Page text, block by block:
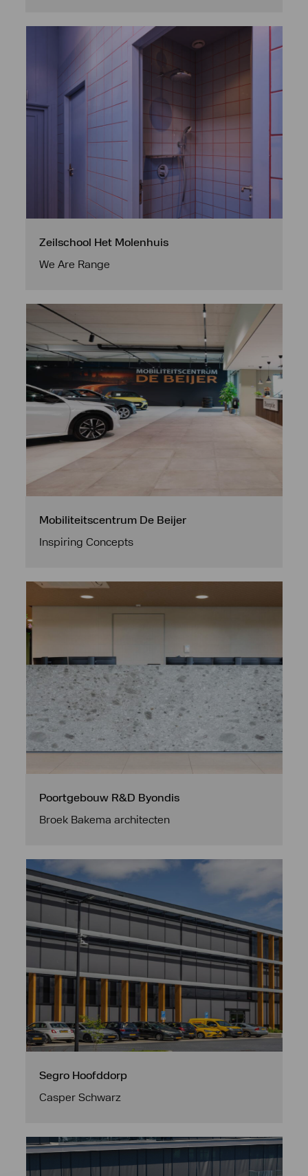
Zeilschool Het Molenhuis
We Are Range
Mobiliteitscentrum De Beijer
Inspiring Concepts
Poortgebouw R&D Byondis
Broek Bakema architecten
Segro Hoofddorp
Casper Schwarz